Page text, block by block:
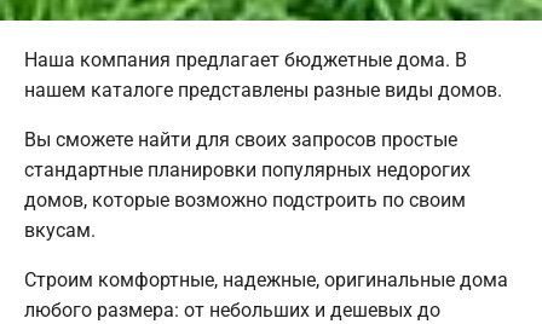
Наша компания предлагает бюджетные дома. В
нашем каталоге представлены разные виды домов.
Вы сможете найти для своих запросов простые
стандартные планировки популярных недорогих
домов, которые возможно подстроить по своим
вкусам.
Строим комфортные, надежные, оригинальные дома
любого размера: от небольших и дешевых до